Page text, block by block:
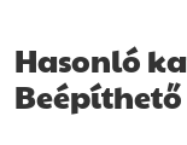
Hasonló